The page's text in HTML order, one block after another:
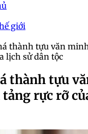
giới
thành tựu văn
lịch sử dân tộc
thành tựu
rực rỡ